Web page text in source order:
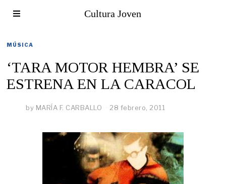
Cultura Joven
MÚSICA
‘TARA MOTOR HEMBRA’ SE
ESTRENA EN LA CARACOL
by MARÍA F. CARBALLO 28 febrero, 2011